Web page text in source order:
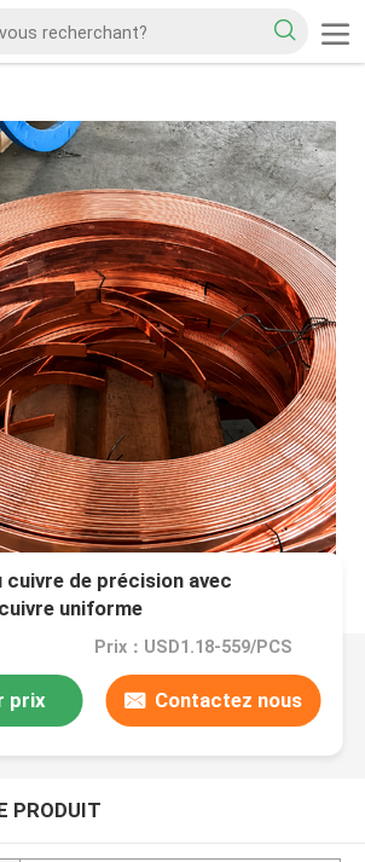
cuivre de précision avec
uniforme
Prix：USD1.18-559/PCS
prix Contactez nous
PRODUIT